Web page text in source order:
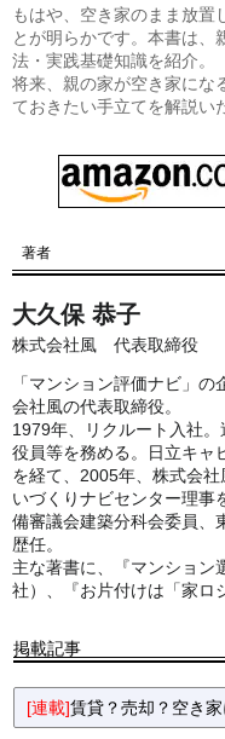
もはや、空き家のまま放置
とが明らかです。本書は、
法・実践基礎知識を紹介。
将来、親の家が空き家にな
ておきたい手立てを解説い
著者
大久保 恭子
株式会社風 代表取締役
「マンション評価ナビ」
会社風の代表取締役。
1979年、リクルート入社
役員等を務める。日立キャ
を経て、2005年、株式会
いづくりナビセンター理事
備審議会建築分科会委員、
歴任。
主な著書に、『マンション
社）、『お片付けは「家ロ
掲載記事
[連載]賃貸？売却？空き